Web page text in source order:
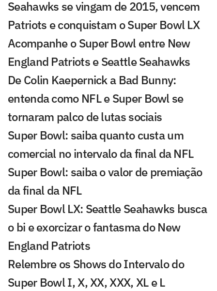
Seahawks se vingam de 2015, vencem
Patriots e conquistam o Super Bowl LX
Acompanhe o Super Bowl entre New
England Patriots e Seattle Seahawks
De Colin Kaepernick a Bad Bunny:
entenda como NFL e Super Bowl se
tornaram palco de lutas sociais
Super Bowl: saiba quanto custa um
comercial no intervalo da final da NFL
Super Bowl: saiba o valor de premiação
da final da NFL
Super Bowl LX: Seattle Seahawks busca
o bi e exorcizar o fantasma do New
England Patriots
Relembre os Shows do Intervalo do
Super Bowl I, X, XX, XXX, XL e L